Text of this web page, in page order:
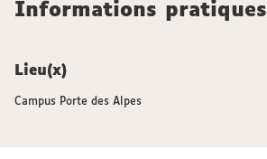
Informations pratiques
Lieu(x)
Campus Porte des Alpes